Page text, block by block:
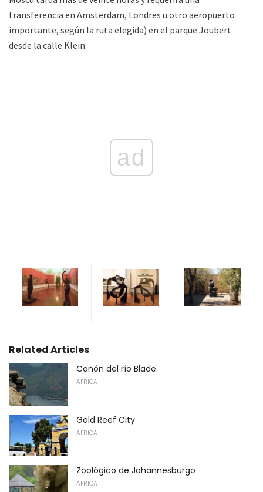
transferencia en Amsterdam, Londres u otro aeropuerto
importante, según la ruta elegida) en el parque Joubert
desde la calle Klein.
ad
Related Articles
Cañón del río Blade
AFRICA
Gold Reef City
AFRICA
Zoológico de Johannesburgo
AFRICA